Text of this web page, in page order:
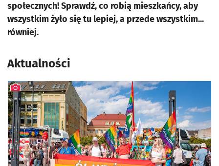
społecznych! Sprawdź, co robią mieszkańcy, aby
wszystkim żyło się tu lepiej, a przede wszystkim...
równiej.
Aktualności